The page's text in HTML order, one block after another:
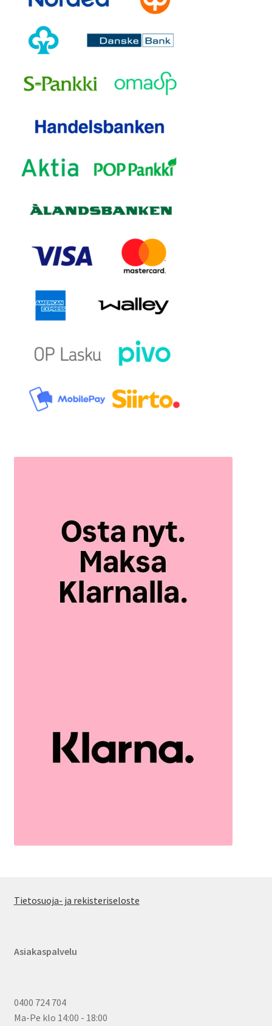
Tietosuoja- ja rekisteriseloste
Asiakaspalvelu
0400 724 704
Ma-Pe klo 14:00 - 18:00